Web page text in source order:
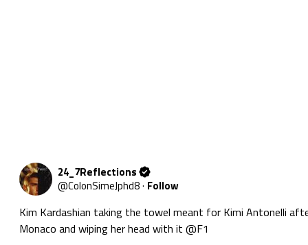
24_7Reflections
@ColonSimeJphd8· Follow
Kim Kardashian taking the towel meant for Kimi Antonelli
Monaco and wiping her head with it @F1